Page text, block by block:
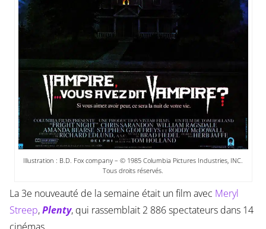
Illustration : B.D. Fox company – © 1985 Columbia Pictures Industries, INC.
Tous droits réservés.
La 3e nouveauté de la semaine était un film avec Meryl
Streep,Plenty, qui rassemblait 2 886 spectateurs dans 14